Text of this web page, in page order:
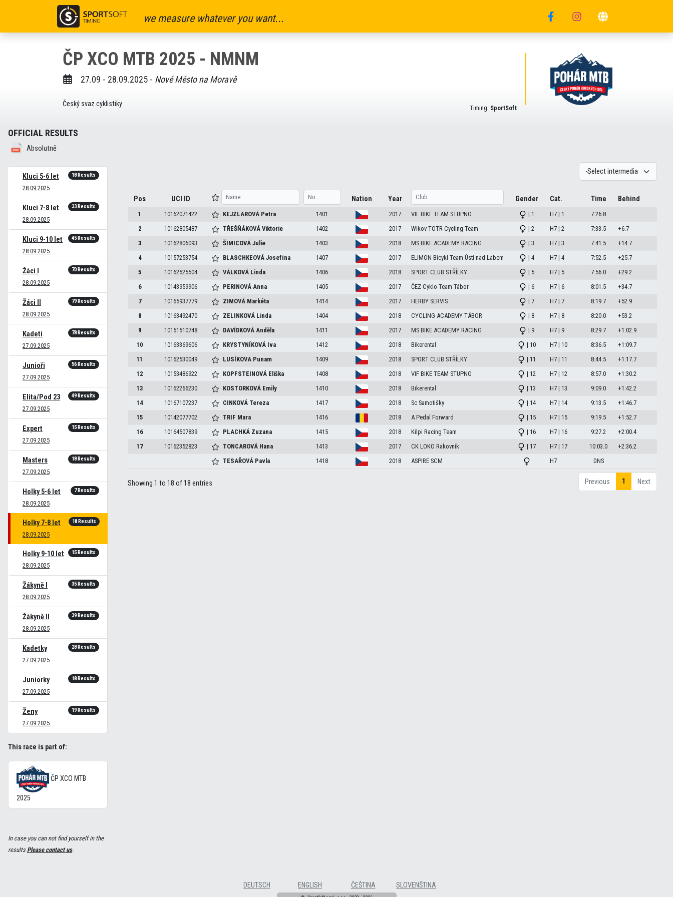
we measure whatever you want...
ČP XCO MTB 2025 - NMNM
27.09 - 28.09.2025 - Nové Město na Moravě
Český svaz cyklistiky Timing: SportSoft
OFFICIAL RESULTS
Absolutně
Kluci 5-6 let
28.09.2025
18 Results
Kluci 7-8 let
28.09.2025
33 Results
Kluci 9-10 let
28.09.2025
45 Results
Žáci I
28.09.2025
70 Results
Žáci II
28.09.2025
79 Results
Kadeti
27.09.2025
78 Results
Junioři
27.09.2025
56 Results
Elita/Pod 23
27.09.2025
49 Results
Expert
27.09.2025
15 Results
Masters
27.09.2025
18 Results
Holky 5-6 let
28.09.2025
7 Results
Holky 7-8 let
28.09.2025
18 Results
Holky 9-10 let
28.09.2025
15 Results
Žákyně I
28.09.2025
35 Results
Žákyně II
28.09.2025
39 Results
Kadetky
27.09.2025
28 Results
Juniorky
27.09.2025
18 Results
Ženy
27.09.2025
19 Results
This race is part of:
ČP XCO MTB
2025
In case you can not find yourself in the
resultsPlease contact us.
Pos UCI ID Nation Year Gender Cat. Time Behind
1 10162071422 KEJZLAROVÁ Petra 1401 2017 VIF BIKE TEAM STUPNO | 1 H7 | 1
7:26.8
2
10162805487 TŘEŠŇÁKOVÁViktorie 1402 2017 Wikov TOTR Cycling Team | 2 H7 | 2 7:33.5
+6.7
3
10162806093 ŠIMICOVÁJulie 1403 2018 MS BIKE ACADEMY RACING | 3 H7 | 3 7:41.5
+14.7
4
10157253754 BLASCHKEOVÁJosefína 1407 2017 ELIMON Bicykl Team Ústí nad Labem | 4 H7 | 4 7:52.5
+25.7
5
10162525504 VÁLKOVÁ Linda 1406 2018 SPORT CLUB STŘÍLKY | 5 H7 | 5 7:56.0
+29.2
6
10143959906 PERINOVÁAnna 1405 2017 ČEZ Cyklo Team Tábor | 6 H7 | 6 8:01.5
+34.7
7
10165937779 ZIMOVÁ Markéta 1414 2017 HERBY SERVIS | 7 H7 | 7 8:19.7
+52.9
8
10163492470 ZELINKOVÁ Linda 1404 2018 CYCLING ACADEMY TÁBOR | 8 H7 | 8 8:20.0
+53.2
9
10151510748 DAVÍDKOVÁAnděla 1411 2017 MS BIKE ACADEMY RACING | 9 H7 | 9 8:29.7
+1:02.9
10
10163369606 KRYSTYNÍKOVÁ Iva 1412 2018 Bikerental | 10 H7 | 10 8:36.5
+1:09.7
11
10162530049 LUSÍKOVA Punam 1409 2018 SPORT CLUB STŘÍLKY | 11 H7 | 11 8:44.5
+1:17.7
12
10153486922 KOPFSTEINOVÁ Eliška 1408 2018 VIF BIKE TEAM STUPNO | 12 H7 | 12 8:57.0
+1:30.2
13
10162266230 KOSTORKOVÁ Emily 1410 2018 Bikerental | 13 H7 | 13 9:09.0
+1:42.2
14
10167107237 CINKOVÁ Tereza 1417 2018 Sc Samotišky | 14 H7 | 14 9:13.5
+1:46.7
15
10142077702 TRIF Mara 1416 2018 A Pedal Forward | 15 H7 | 15 9:19.5
+1:52.7
16
10164507839 PLACHKÁ Zuzana 1415 2018 Kilpi Racing Team | 16 H7 | 16 9:27.2
+2:00.4
17
10162352823 TONCAROVÁ Hana 1413 2017 CK LOKO Rakovník | 17 H7 | 17 10:03.0
+2:36.2
TESAŘOVÁ Pavla 1418 2018 ASPIRE SCM H7 DNS
Showing 1 to 18 of 18 entries Previous 1 Next
DEUTSCH ENGLISH ČEŠTINA SLOVENŠTINA